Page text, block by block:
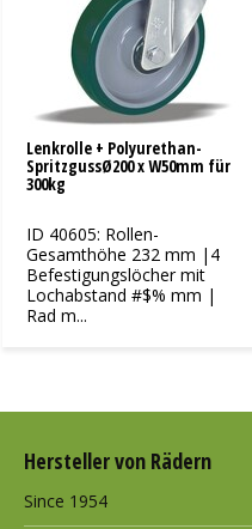
Lenkrolle + Polyurethan-
SpritzgussØ200 x W50mm für
300kg
ID 40605: Rollen-
Gesamthöhe 232 mm |4
Befestigungslöcher mit
Lochabstand #$% mm |
Rad m...
Hersteller von Rädern
Since 1954